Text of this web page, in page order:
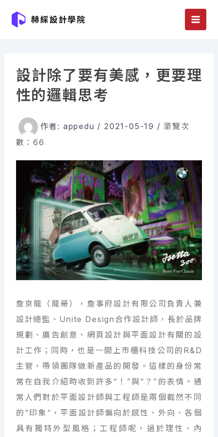
設計除了要有美感，更要理
性的邏輯思考
作者: appedu /2021-05-19 /瀏覽次
數：66
詹京龍（龍哥），詹事府設計有限公司負責人兼
設計總監、Unite Design合作設計師，長於品牌
規劃、廣告創意、網頁設計與平面設計有關的設
計工作；同時，也是一間上市櫃科技公司的R&D
主管，帶領團隊做新產品的開發。這樣的身份常
常在自我介紹時收到許多“！”與“？”的表情。通
常人們對於平面設計師與工程師是兩個截然不同
的”印象“，平面設計師偏向於感性、外向、各個
具有獨特外型風格；工程師呢，過於理性、內